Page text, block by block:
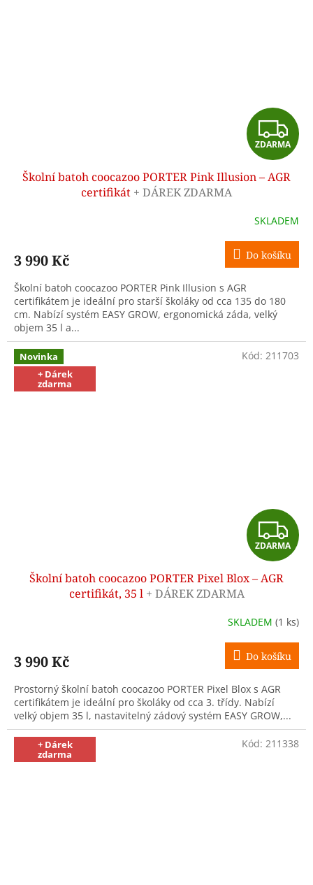
Z
D
A
R
M
A
ZDARMA
Školní batoh coocazoo PORTER Pink Illusion – AGR
certifikát + DÁREK ZDARMA
SKLADEM
3 990 Kč Do košíku
Školní batoh coocazoo PORTER Pink Illusion s AGR
certifikátem je ideální pro starší školáky od cca 135 do 180
cm. Nabízí systém EASY GROW, ergonomická záda, velký
objem 35 l a...
Novinka
+ Dárek
zdarma
Z
D
R
M
A
ZDARMA
Školní batoh coocazoo PORTER Pixel Blox – AGR
certifikát, 35 l + DÁREK ZDARMA
SKLADEM (1 ks)
3 990 Kč Do košíku
Prostorný školní batoh coocazoo PORTER Pixel Blox s AGR
certifikátem je ideální pro školáky od cca 3. třídy. Nabízí
velký objem 35 l, nastavitelný zádový systém EASY GROW,...
Kód: 211703
+ Dárek
zdarma
Kód: 211338